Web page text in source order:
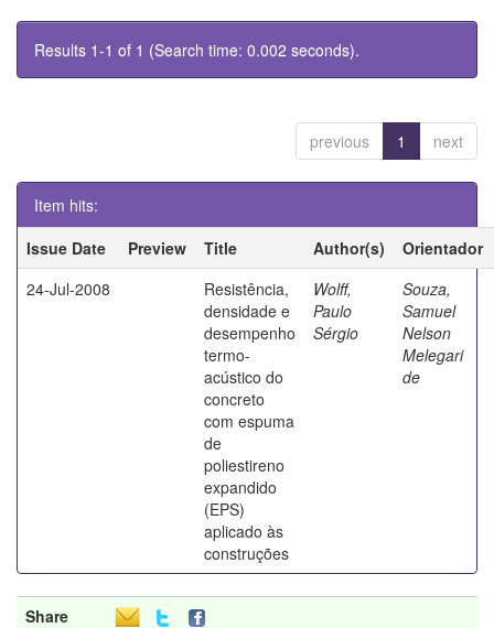
Results 1-1 of 1 (Search time: 0.002 seconds).
previous 1 next
Item hits:
Issue Date
Preview Title Author(s)
Orientador
24-Jul-2008
Resistência,
densidade e
desempenho
termo-
acústico do
concreto
com espuma
de
poliestireno
expandido
(EPS)
aplicado às
construções
Wolff,
Paulo
Sérgio
Souza,
Samuel
Nelson
Melegari
de
Share